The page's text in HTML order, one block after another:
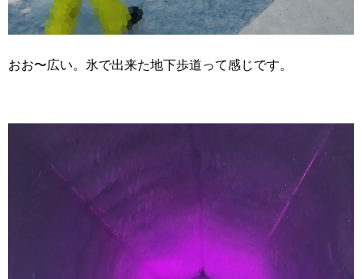
おお〜広い。氷で出来た地下歩道って感じです。